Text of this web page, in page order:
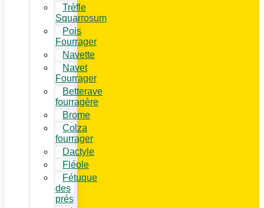
Trèfle
Squarrosum
Pois
Fourrager
Navette
Navet
Fourrager
Betterave
fourragère
Brome
Colza
fourrager
Dactyle
Fléole
Fétuque
des
prés